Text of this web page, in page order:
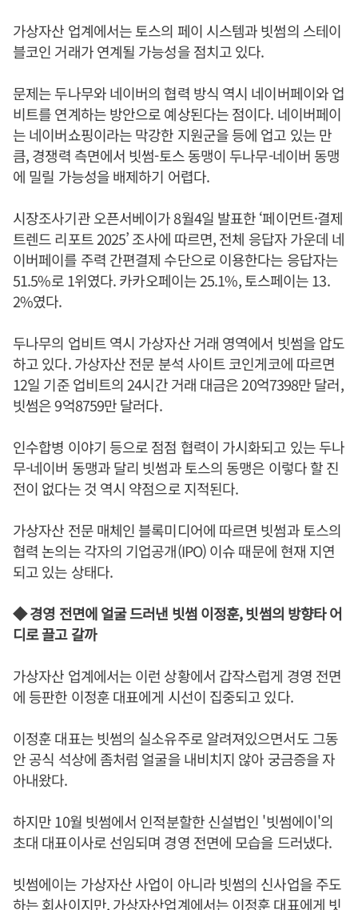
가상자산 업계에서는 토스의 페이 시스템과 빗썸의 스테이
블코인 거래가 연계될 가능성을 점치고 있다.
문제는 두나무와 네이버의 협력 방식 역시 네이버페이와 업
비트를 연계하는 방안으로 예상된다는 점이다. 네이버페이
는 네이버쇼핑이라는 막강한 지원군을 등에 업고 있는 만
큼, 경쟁력 측면에서 빗썸-토스 동맹이 두나무-네이버 동맹
에 밀릴 가능성을 배제하기 어렵다.
시장조사기관 오픈서베이가 8월4일 발표한 ‘페이먼트·결제
트렌드 리포트 2025’ 조사에 따르면, 전체 응답자 가운데 네
이버페이를 주력 간편결제 수단으로 이용한다는 응답자는
51.5%로 1위였다. 카카오페이는 25.1%, 토스페이는 13.
2%였다.
두나무의 업비트 역시 가상자산 거래 영역에서 빗썸을 압도
하고 있다. 가상자산 전문 분석 사이트 코인게코에 따르면
12일 기준 업비트의 24시간 거래 대금은 20억7398만 달러,
빗썸은 9억8759만 달러다.
인수합병 이야기 등으로 점점 협력이 가시화되고 있는 두나
무-네이버 동맹과 달리 빗썸과 토스의 동맹은 이렇다 할 진
전이 없다는 것 역시 약점으로 지적된다.
가상자산 전문 매체인 블록미디어에 따르면 빗썸과 토스의
협력 논의는 각자의 기업공개(IPO) 이슈 때문에 현재 지연
되고 있는 상태다.
◆ 경영 전면에 얼굴 드러낸 빗썸 이정훈, 빗썸의 방향타 어
디로 끌고 갈까
가상자산 업계에서는 이런 상황에서 갑작스럽게 경영 전면
에 등판한 이정훈 대표에게 시선이 집중되고 있다.
이정훈 대표는 빗썸의 실소유주로 알려져있으면서도 그동
안 공식 석상에 좀처럼 얼굴을 내비치지 않아 궁금증을 자
아내왔다.
하지만 10월 빗썸에서 인적분할한 신설법인 '빗썸에이'의
초대 대표이사로 선임되며 경영 전면에 모습을 드러냈다.
빗썸에이는 가상자산 사업이 아니라 빗썸의 신사업을 주도
하는 회사이지만, 가상자산업계에서는 이정훈 대표에게 빗